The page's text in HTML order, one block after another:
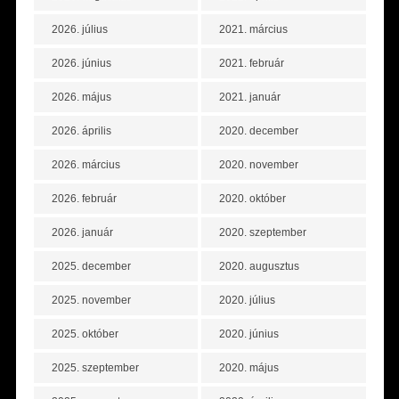
2026. július
2026. június
2026. május
2026. április
2026. március
2026. február
2026. január
2025. december
2025. november
2025. október
2025. szeptember
2021. március
2021. február
2021. január
2020. december
2020. november
2020. október
2020. szeptember
2020. augusztus
2020. július
2020. június
2020. május